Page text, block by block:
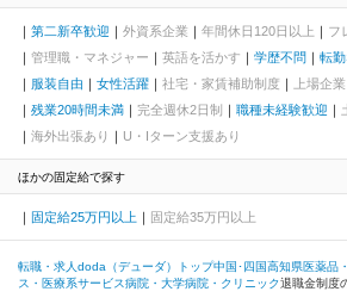
第二新卒歓迎 外資系企業 年間休日120日以上
フ
管理職・マネジャー
英語を活かす 学歴不問
転勤
服装自由
女性活躍 社宅・家賃補助制度 上場企業
残業20時間未満
完全週休2日制 職種未経験歓迎
海外出張あり
U・Iターン支援あり
ほかの固定給で探す
固定給25万円以上 固定給35万円以上
転職・求人doda（デューダ）トップ中国･四国高知県医薬品
ス・医療系サービス病院・大学病院・クリニック退職金制度